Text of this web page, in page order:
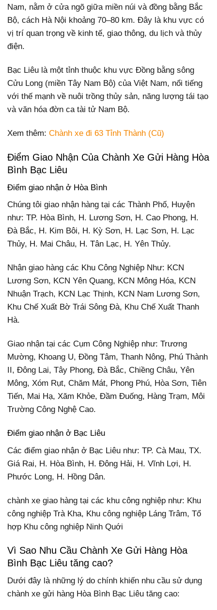
Nam, nằm ở cửa ngõ giữa miền núi và đồng bằng Bắc
Bộ, cách Hà Nội khoảng 70–80 km. Đây là khu vực có
vị trí quan trọng về kinh tế, giao thông, du lịch và thủy
điện.
Bạc Liêu là một tỉnh thuộc khu vực Đồng bằng sông
Cửu Long (miền Tây Nam Bộ) của Việt Nam, nổi tiếng
với thế mạnh về nuôi trồng thủy sản, năng lượng tái tạo
và văn hóa đờn ca tài tử Nam Bộ.
Xem thêm: Chành xe đi 63 Tỉnh Thành (Cũ)
Điểm Giao Nhận Của Chành Xe Gửi Hàng Hòa
Bình Bạc Liêu
Điểm giao nhận ở Hòa Bình
Chúng tôi giao nhận hàng tại các Thành Phố, Huyện
như: TP. Hòa Bình, H. Lương Sơn, H. Cao Phong, H.
Đà Bắc, H. Kim Bôi, H. Kỳ Sơn, H. Lạc Sơn, H. Lạc
Thủy, H. Mai Châu, H. Tân Lạc, H. Yên Thủy.
Nhận giao hàng các Khu Công Nghiệp Như: KCN
Lương Sơn, KCN Yên Quang, KCN Mông Hóa, KCN
Nhuận Trạch, KCN Lạc Thịnh, KCN Nam Lương Sơn,
Khu Chế Xuất Bờ Trái Sông Đà, Khu Chế Xuất Thanh
Hà.
Giao nhận tại các Cụm Công Nghiệp như: Trương
Mường, Khoang U, Đồng Tâm, Thanh Nông, Phú Thành
II, Đông Lai, Tây Phong, Đà Bắc, Chiềng Châu, Yên
Mông, Xóm Rụt, Chăm Mát, Phong Phú, Hòa Sơn, Tiên
Tiến, Mai Hạ, Xăm Khỏe, Đầm Đuống, Hàng Trạm, Môi
Trường Công Nghệ Cao.
Điểm giao nhận ở Bạc Liêu
Các điểm giao nhận ở Bạc Liêu như: TP. Cà Mau, TX.
Giá Rai, H. Hòa Bình, H. Đông Hải, H. Vĩnh Lợi, H.
Phước Long, H. Hồng Dân.
chành xe giao hàng tại các khu công nghiệp như: Khu
công nghiệp Trà Kha, Khu công nghiệp Láng Trâm, Tổ
hợp Khu công nghiệp Ninh Quới
Vì Sao Nhu Cầu Chành Xe Gửi Hàng Hòa
Bình Bạc Liêu tăng cao?
Dưới đây là những lý do chính khiến nhu cầu sử dụng
chành xe gửi hàng Hòa Bình Bạc Liêu tăng cao: